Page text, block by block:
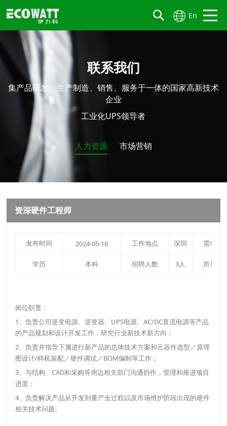
En
联系我们
集产品研发、生产制造、销售、服务于一体的国家高新技术
企业
工业化UPS领导者
人力资源 市场营销
资深硬件工程师
发布时间 2024-05-16 工作地点 深圳 需求专
学历 本科 招聘人数 3人 所属部
岗位职责：
1、负责公司逆变电源、逆变器、UPS电源、AC/DC直流电源等产品
的产品规划和设计开发工作，研究行业新技术新方向；
2、负责并指导下属进行新产品的总体技术方案和元器件选型／原理
图设计/样机装配／硬件调试／BOM编制等工作；
3、与结构、CAD和采购等周边相关部门沟通协作，管理和推进项目
进度；
4、负责解决产品从开发到量产全过程以及市场维护阶段出现的硬件
相关技术问题。